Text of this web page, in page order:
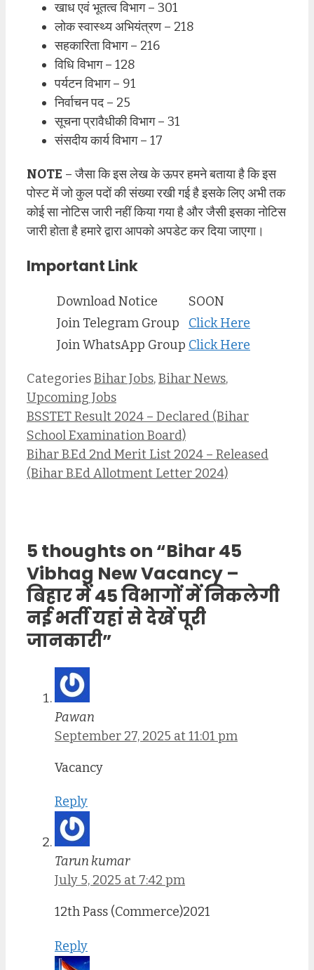
खाध एवं भूतत्व विभाग – 301
लोक स्वास्थ्य अभियंत्रण – 218
सहकारिता विभाग – 216
विधि विभाग – 128
पर्यटन विभाग – 91
निर्वाचन पद – 25
सूचना प्रावैधीकी विभाग – 31
संसदीय कार्य विभाग – 17
NOTE – जैसा कि इस लेख के ऊपर हमने बताया है कि इस
पोस्ट में जो कुल पदों की संख्या रखी गई है इसके लिए अभी तक
कोई सा नोटिस जारी नहीं किया गया है और जैसी इसका नोटिस
जारी होता है हमारे द्वारा आपको अपडेट कर दिया जाएगा।
Important Link
Download Notice
SOON
Join Telegram Group
Click Here
Join WhatsApp Group Click Here
CategoriesBihar Jobs,Bihar News,
Upcoming Jobs
BSSTET Result 2024 – Declared (Bihar
School Examination Board)
Bihar B.Ed 2nd Merit List 2024 – Released
(Bihar B.Ed Allotment Letter 2024)
5 thoughts on “Bihar 45
Vibhag New Vacancy –
बिहार में 45 विभागों में निकलेगी
नई भर्ती यहां से देखें पूरी
जानकारी”
Pawan
September 27, 2025 at 11:01 pm
Vacancy
Reply
Tarun kumar
July 5, 2025 at 7:42 pm
12th Pass (Commerce)2021
Reply